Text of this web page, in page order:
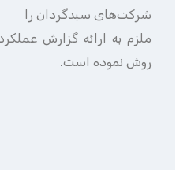
شرکت‌های سبدگردان را
ملزم به ارائه گزارش
روش نموده است.